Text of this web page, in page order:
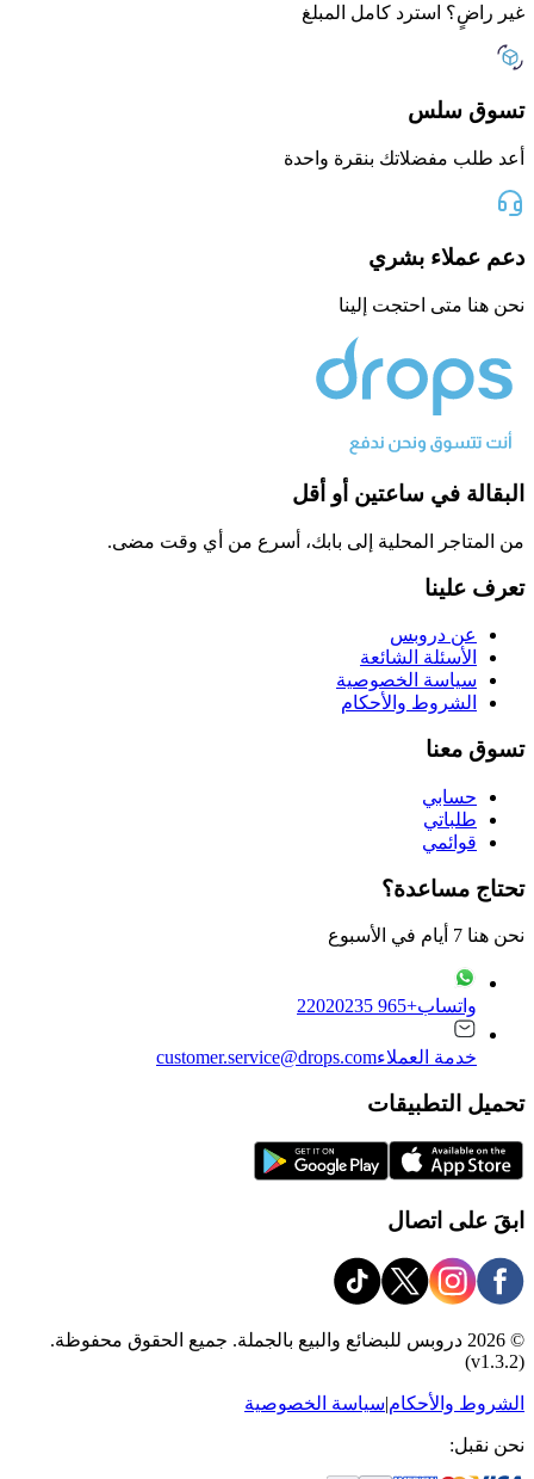
غير راضٍ؟ استرد كامل المبلغ
تسوق سلس
أعد طلب مفضلاتك بنقرة واحدة
دعم عملاء بشري
نحن هنا متى احتجت إلينا
البقالة في ساعتين أو أقل
من المتاجر المحلية إلى بابك، أسرع من أي وقت مضى.
تعرف علينا
عن دروبس
الأسئلة الشائعة
سياسة الخصوصية
الشروط والأحكام
تسوق معنا
حسابي
طلباتي
قوائمي
تحتاج مساعدة؟
نحن هنا 7 أيام في الأسبوع
واتساب+965 22020235
خدمة العملاءcustomer.service@drops.com
تحميل التطبيقات
ابقَ على اتصال
© 2026 دروبس للبضائع والبيع بالجملة. جميع الحقوق محفوظة.
(v1.3.2)
الشروط والأحكام|سياسة الخصوصية
نحن نقبل: